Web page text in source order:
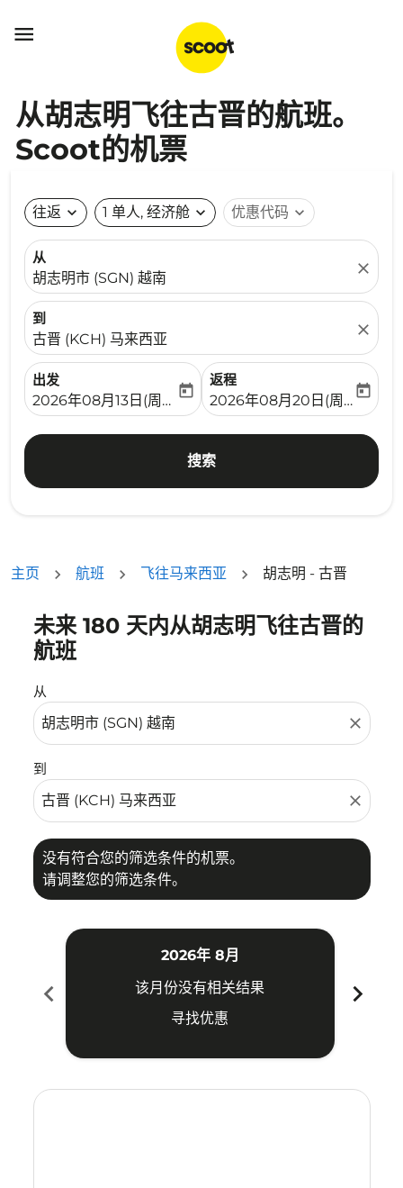

从胡志明飞往古晋的航班。
Scoot的机票
往返 expand_more 1 单人, 经济舱 expand_more 优惠代码 expand_more
从
胡志明市 (SGN) 越南
close
到
古晋 (KCH) 马来西亚
close
出发
fc-booking-departure-date-aria-label
2026年08月13日(周四)
today
返程
fc-booking-return-date-
2026年08月20日(周四)
today
搜索
主页 航班 飞往马来西亚 胡志明 - 古晋
未来 180 天内从胡志明飞往古晋的
航班
从
close
到
close
没有符合您的筛选条件的机票。
请调整您的筛选条件。
没有符合您的筛选条件的机票。请调整您的筛选条件。
chevron_left
2026年 8月
该月份没有相关结果
寻找优惠
chevron_right